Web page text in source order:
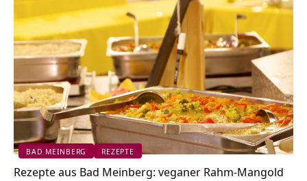
BAD MEINBERG REZEPTE
Rezepte aus Bad Meinberg: veganer Rahm-Mangold